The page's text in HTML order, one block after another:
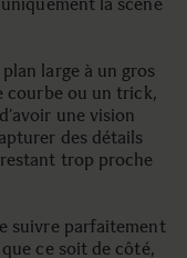
large à un gros
courbe ou un trick,
une vision
des détails
trop proche
suivre parfaitement
ce soit de côté,